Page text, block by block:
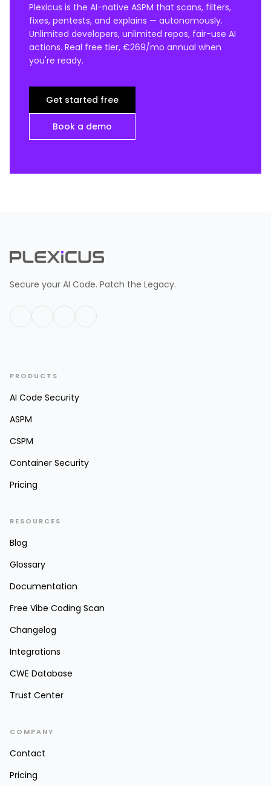
Plexicus is the AI-native ASPM that scans, filters,
fixes, pentests, and explains — autonomously.
Unlimited developers, unlimited repos, fair-use AI
actions. Real free tier, €269/mo annual when
you're ready.
Get started free
Book a demo
Secure your AI Code. Patch the Legacy.
PRODUCTS
AI Code Security
ASPM
CSPM
Container Security
Pricing
RESOURCES
Blog
Glossary
Documentation
Free Vibe Coding Scan
Changelog
Integrations
CWE Database
Trust Center
COMPANY
Contact
Pricing